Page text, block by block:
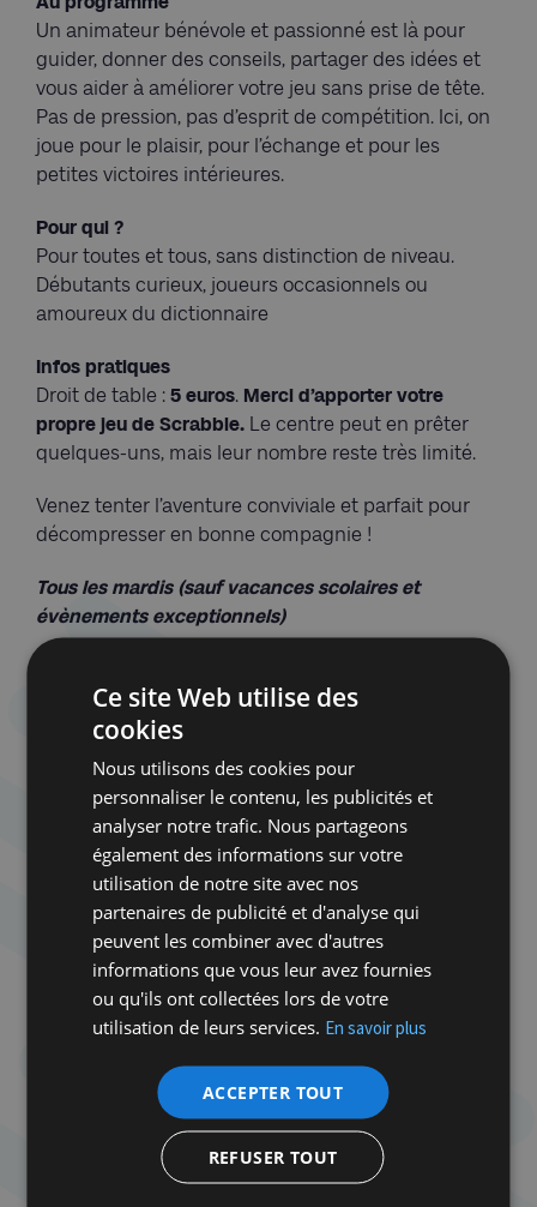
Un animateur bénévole et passionné est là pour
guider, donner des conseils, partager des idées et
vous aider à améliorer votre jeu sans prise de tête.
Pas de pression, pas d’esprit de compétition. Ici, on
joue pour le plaisir, pour l’échange et pour les
petites victoires intérieures.
Pour qui ?
Pour toutes et tous, sans distinction de niveau.
Débutants curieux, joueurs occasionnels ou
amoureux du dictionnaire
Infos pratiques
Droit de table : 5 euros. Merci d’apporter votre
propre jeu de Scrabble. Le centre peut en prêter
quelques-uns, mais leur nombre reste très limité.
Venez tenter l’aventure conviviale et parfait pour
décompresser en bonne compagnie !
Tous les mardis (sauf vacances scolaires et
évènements exceptionnels)
Ce site Web utilise des
cookies
Nous utilisons des cookies pour
personnaliser le contenu, les publicités et
analyser notre trafic. Nous partageons
également des informations sur votre
utilisation de notre site avec nos
partenaires de publicité et d'analyse qui
peuvent les combiner avec d'autres
informations que vous leur avez fournies
ou qu'ils ont collectées lors de votre
utilisation de leurs services. En savoir plus
ACCEPTER TOUT
REFUSER TOUT